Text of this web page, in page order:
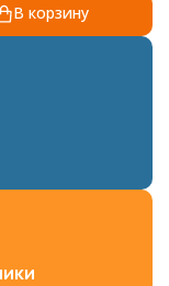
В корзину